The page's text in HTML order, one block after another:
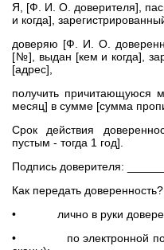
Я, [Ф. И. О. доверителя],
и когда],
доверяю [Ф. И. О.
[№], выдан [кем и когда],
[адрес],
получить причитающуюся
месяц] в сумме [сумма
Срок действия
пустым - тогда 1 год].
Подпись доверителя:
Как передать доверенность?
• лично в руки
• по электронной почте